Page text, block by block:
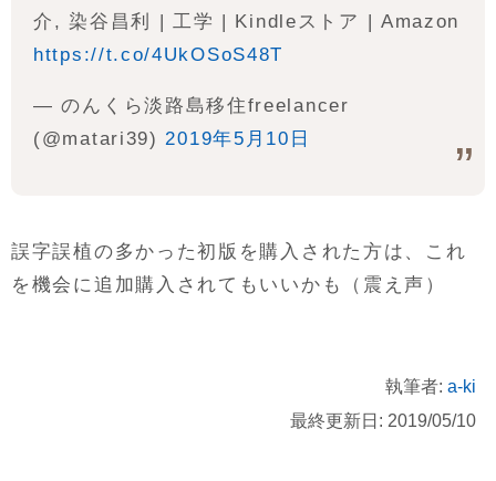
介, 染谷昌利 | 工学 | Kindleストア | Amazon
https://t.co/4UkOSoS48T
— のんくら淡路島移住freelancer
(@matari39)2019年5月10日
誤字誤植の多かった初版を購入された方は、これ
を機会に追加購入されてもいいかも（震え声）
執筆者: a-ki
最終更新日: 2019/05/10